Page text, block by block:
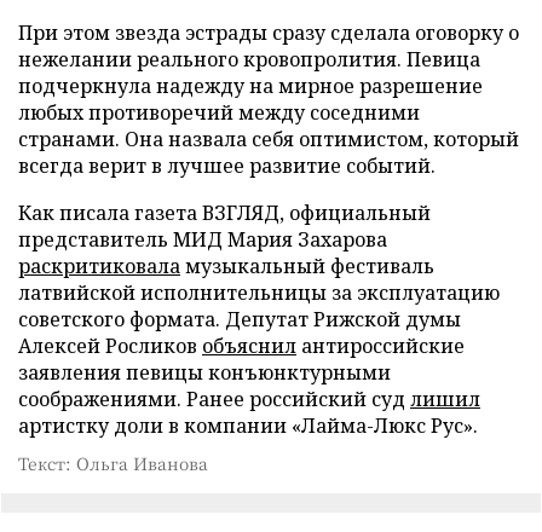
При этом звезда эстрады сразу сделала оговорку о
нежелании реального кровопролития. Певица
подчеркнула надежду на мирное разрешение
любых противоречий между соседними
странами. Она назвала себя оптимистом, который
всегда верит в лучшее развитие событий.
Как писала газета ВЗГЛЯД, официальный
представитель МИД Мария Захарова
раскритиковаламузыкальный фестиваль
латвийской исполнительницы за эксплуатацию
советского формата. Депутат Рижской думы
Алексей Росликов объяснил антироссийские
заявления певицы конъюнктурными
соображениями. Ранее российский суд лишил
артистку доли в компании «Лайма-Люкс Рус».
Текст: Ольга Иванова